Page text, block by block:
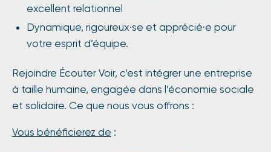
excellent relationnel
Dynamique, rigoureux·se et apprécié·e pour
votre esprit d’équipe.
Rejoindre Écouter Voir, c’est intégrer une entreprise
à taille humaine, engagée dans l’économie sociale
et solidaire. Ce que nous vous offrons :
Vous bénéficierez de :